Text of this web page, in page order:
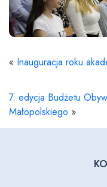
« Inauguracja roku
7. edycja Budżetu
Małopolskiego »